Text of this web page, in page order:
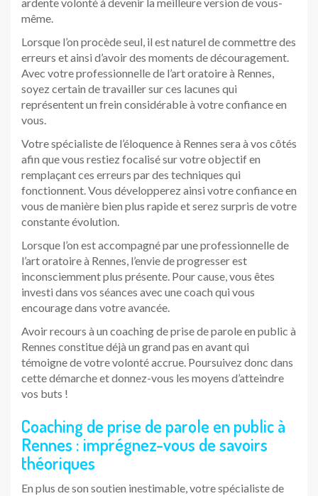
même.
Lorsque l’on procède seul, il est naturel de commettre des
erreurs et ainsi d’avoir des moments de découragement.
Avec votre professionnelle de l’art oratoire à Rennes,
soyez certain de travailler sur ces lacunes qui
représentent un frein considérable à votre confiance en
vous.
Votre spécialiste de l’éloquence à Rennes sera à vos côtés
afin que vous restiez focalisé sur votre objectif en
remplaçant ces erreurs par des techniques qui
fonctionnent. Vous développerez ainsi votre confiance en
vous de manière bien plus rapide et serez surpris de votre
constante évolution.
Lorsque l’on est accompagné par une professionnelle de
l’art oratoire à Rennes, l’envie de progresser est
inconsciemment plus présente. Pour cause, vous êtes
investi dans vos séances avec une coach qui vous
encourage dans votre avancée.
Avoir recours à un coaching de prise de parole en public à
Rennes constitue déjà un grand pas en avant qui
témoigne de votre volonté accrue. Poursuivez donc dans
cette démarche et donnez-vous les moyens d’atteindre
vos buts !
Coaching de prise de parole en public à
Rennes : imprégnez-vous de savoirs
théoriques
En plus de son soutien inestimable, votre spécialiste de